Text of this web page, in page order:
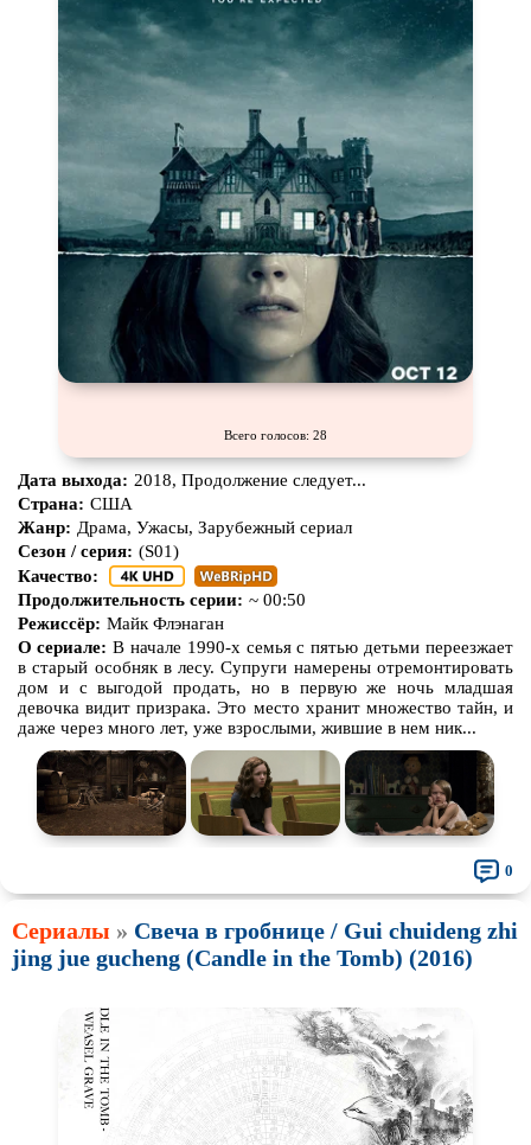
Всего голосов: 28
Дата выхода: 2018, Продолжение следует...
Страна: США
Жанр: Драма, Ужасы, Зарубежный сериал
Сезон / серия: (S01)
Качество:
Продолжительность серии: ~ 00:50
Режиссёр: Майк Флэнаган
О сериале: В начале 1990-х семья с пятью детьми переезжает
в старый особняк в лесу. Супруги намерены отремонтировать
дом и с выгодой продать, но в первую же ночь младшая
девочка видит призрака. Это место хранит множество тайн, и
даже через много лет, уже взрослыми, жившие в нем ник...
0
Сериалы » Свеча в гробнице / Gui chuideng zhi
jing jue gucheng (Candle in the Tomb) (2016)